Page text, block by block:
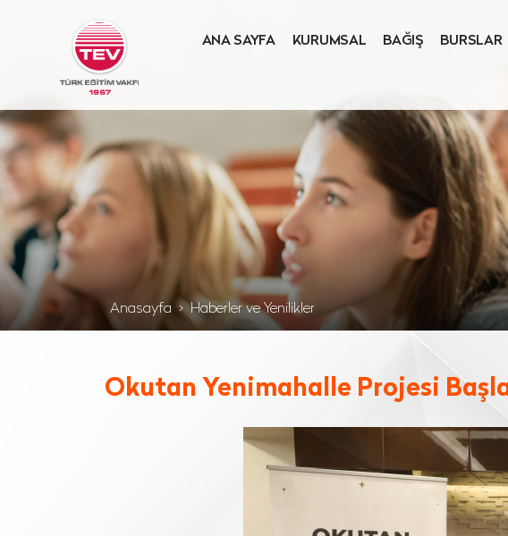
ANA SAYFA KURUMSAL BAĞIŞ BURSLAR
Anasayfa Haberler ve Yenilikler
Okutan Yenimahalle Projesi